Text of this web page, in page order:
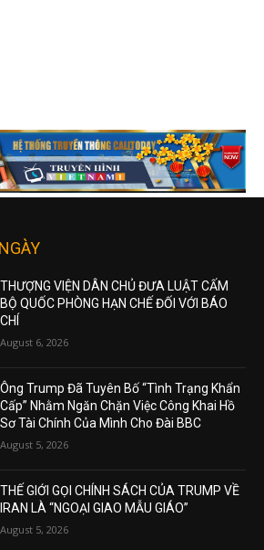
THƯỢNG VIỆN DÂN CHỦ ĐƯA LUẬT CẤM
BỘ QUỐC PHÒNG HẠN CHẾ ĐỐI VỚI BÁO
CHÍ
August 6, 2026
Ông Trump Đã Tuyên Bố “Tình Trạng Khẩn
Cấp” Nhằm Ngăn Chặn Việc Công Khai Hồ
Sơ Tài Chính Của Mình Cho Đài BBC
August 5, 2026
THẾ GIỚI GỌI CHÍNH SÁCH CỦA TRUMP VỀ
IRAN LÀ “NGOẠI GIAO MẪU GIÁO”
August 5, 2026